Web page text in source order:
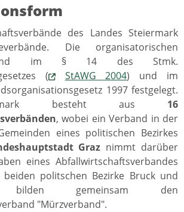
des Landes Steiermark
Die organisatorischen
sind im § 14 des Stmk.
(
StAWG 2004) und im
1997 festgelegt.
besteht aus 16
, wobei ein Verband in der
eines politischen Bezirkes
Graz nimmt darüber
eines Abfallwirtschaftsverbandes
politschen Bezirke Bruck und
bilden gemeinsam den
"Mürzverband".